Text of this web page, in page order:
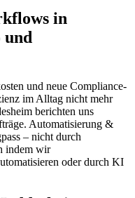
in
und
und neue Compliance-
im Alltag nicht mehr
berichten uns
Automatisierung &
– nicht durch
indem wir
oder durch KI